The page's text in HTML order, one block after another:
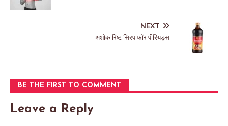
NEXT
अशोकारिष्ट सिरप फॉर पीरियड्स
BE THE FIRST TO COMMENT
Leave a Reply